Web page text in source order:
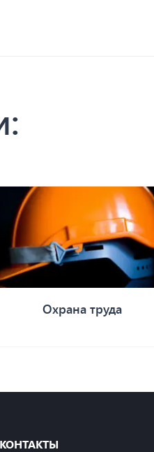
Охрана труда
КОНТАКТЫ